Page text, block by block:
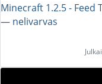
Minecraft 1.2.5 - Feed
― nelivarvas